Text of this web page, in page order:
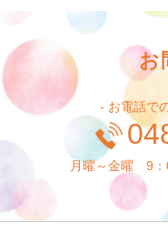
お
- お電話で
月曜～金曜 9